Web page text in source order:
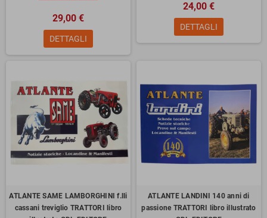
29,00 €
DETTAGLI
24,00 €
DETTAGLI
ATLANTE SAME LAMBORGHINI f.lli
cassani treviglio TRATTORI libro
ATLANTE LANDINI 140 anni di
passione TRATTORI libro illustrato